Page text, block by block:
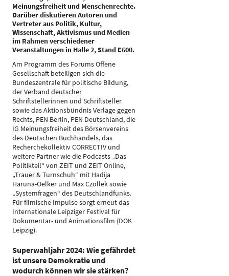
Meinungsfreiheit und Menschenrechte.
Darüber diskutieren Autoren und
Vertreter aus Politik, Kultur,
Wissenschaft, Aktivismus und Medien
im Rahmen verschiedener
Veranstaltungen in Halle 2, Stand E600.
Am Programm des Forums Offene
Gesellschaft beteiligen sich die
Bundeszentrale für politische Bildung,
der Verband deutscher
Schriftstellerinnen und Schriftsteller
sowie das Aktionsbündnis Verlage gegen
Rechts, PEN Berlin, PEN Deutschland, die
IG Meinungsfreiheit des Börsenvereins
des Deutschen Buchhandels, das
Recherchekollektiv CORRECTIV und
weitere Partner wie die Podcasts „Das
Politikteil“ von ZEIT und ZEIT Online,
„Trauer & Turnschuh“ mit Hadija
Haruna-Oelker und Max Czollek sowie
„Systemfragen“ des Deutschlandfunks.
Für filmische Impulse sorgt erneut das
Internationale Leipziger Festival für
Dokumentar- und Animationsfilm (DOK
Leipzig).
Superwahljahr 2024: Wie gefährdet
ist unsere Demokratie und
wodurch können wir sie stärken?